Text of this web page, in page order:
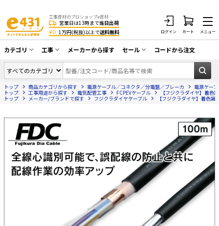
工事資材のプロショップe資材 CATV・アンテナ・防犯・光・LAN・電気・空調工事など
営業日は13時まで当日出荷
¥0 1万円(税抜)以上で送料無料 ログイン カート メニュー
カテゴリ
同軸ケーブル／テレビ用接栓／関連工具
アンテナ・取付金具・ブースター／CATV
部材類
防犯工事関連
HDMIケーブル・周辺機器／RCAケーブル
電話線／コネクタ／アダプタ
LANケーブル・コネクタ・関連資材/機器
工事
CATV・アンテナ工事
光工事・FTTH工事
LAN配線工事
電話工事
電気配管工事
EV充電設備工事
照明設置工事
メーカーから探す セール
在庫一掃セール
コードから注文
トップ 商品カテゴリから探す 電源ケーブル／コネクタ／分電盤／ブレーカ
電源ケー
トップ
工事用途から探す 電気配管工事 FCPEVケーブル
【フジクラダイヤ】着
トップ
メーカー/ブランドで探す フジクラダイヤケーブル 【フジクラダイヤ】着色